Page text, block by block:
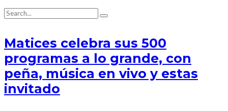
Matices celebra sus 500
programas a lo grande, con
peña, música en vivo y estas
invitado